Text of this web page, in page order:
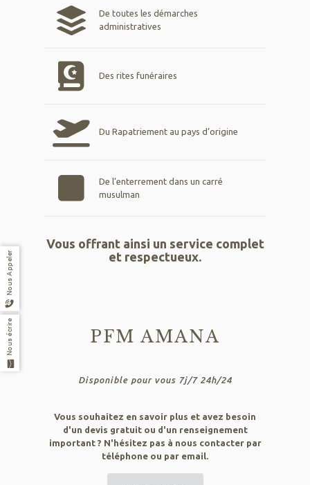
De toutes les démarches
administratives
Des rites funéraires
Du Rapatriement au pays d’origine
De l’enterrement dans un carré
musulman
Vous offrant ainsi un service complet
et respectueux.
PFM AMANA
Disponible pour vous 7j/7 24h/24
Vous souhaitez en savoir plus et avez besoin
d'un devis gratuit ou d'un renseignement
important ? N'hésitez pas à nous contacter par
téléphone ou par email.
Nous Appeler
Nous écrire